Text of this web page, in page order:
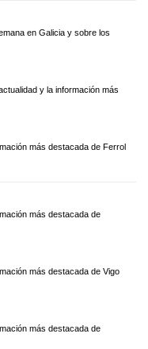
en Galicia y sobre los
y la información más
más destacada de Ferrol
más destacada de
más destacada de Vigo
más destacada de